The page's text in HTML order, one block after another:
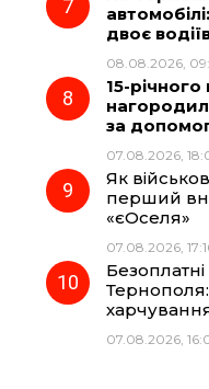
двоє
08.08.2026,
15-річного
за
07.08.2026,
Як
перший
«єОселя»
07.08.2026,
07.08.2026,